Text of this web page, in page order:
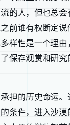
的人，但也总
前谁有权断定
样性是一个理
保存观赏和研究
担的历史命运
条件，进入沙